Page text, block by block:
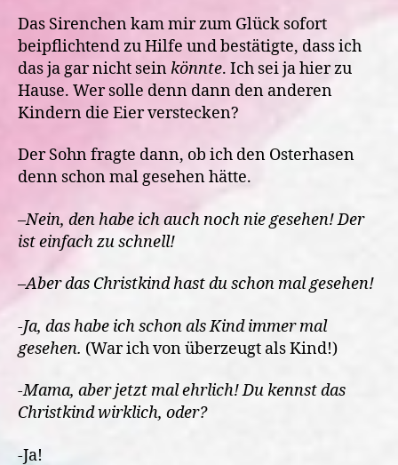
Das Sirenchen kam mir zum Glück sofort
beipflichtend zu Hilfe und bestätigte, dass ich
das ja gar nicht seinkönnte. Ich sei ja hier zu
Hause. Wer solle denn dann den anderen
Kindern die Eier verstecken?
Der Sohn fragte dann, ob ich den Osterhasen
denn schon mal gesehen hätte.
–Nein, den habe ich auch noch nie gesehen! Der
ist einfach zu schnell!
–Aber das Christkind hast du schon mal gesehen!
-Ja, das habe ich schon als Kind immer mal
gesehen. (War ich von überzeugt als Kind!)
-Mama, aber jetzt mal ehrlich! Du kennst das
Christkind wirklich, oder?
-Ja!